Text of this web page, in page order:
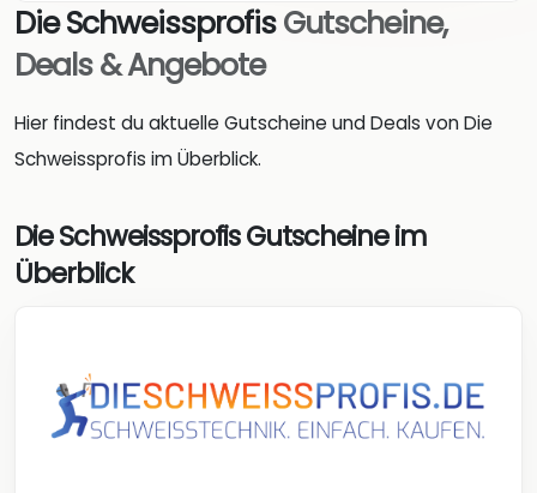
Die SchweissprofisGutscheine,
Deals & Angebote
Hier findest du aktuelle Gutscheine und Deals von Die
Schweissprofis im Überblick.
Die Schweissprofis Gutscheine im
Überblick